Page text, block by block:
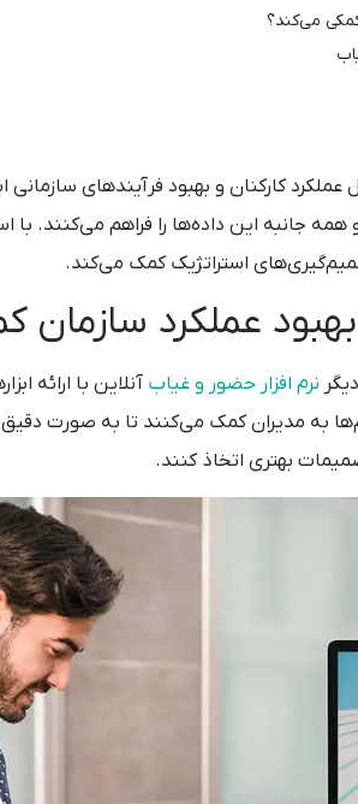
می‌کند؟
عملکرد کارکنان و بهبود فرآیندهای
جانبه این داده‌ها را فراهم می‌کنند. با
استراتژیک کمک می‌کند.
عملکرد
نرم افزار حضور و غیاب آنلاین با ارائه
به مدیران کمک می‌کنند تا به صورت
بهتری اتخاذ کنند.